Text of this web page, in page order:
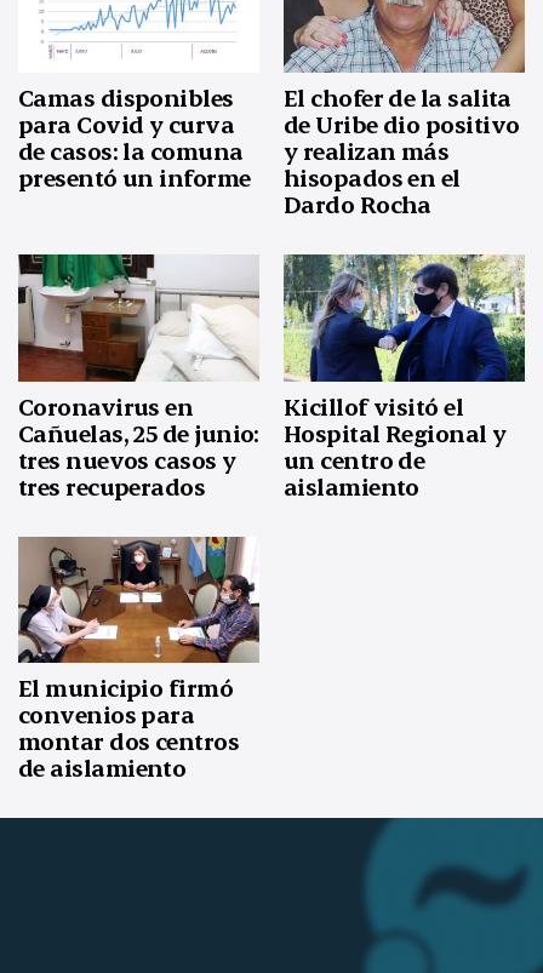
Camas disponibles
para Covid y curva
de casos: la comuna
presentó un informe
El chofer de la salita
de Uribe dio positivo
y realizan más
hisopados en el
Dardo Rocha
Coronavirus en
Cañuelas, 25 de junio:
tres nuevos casos y
tres recuperados
Kicillof visitó el
Hospital Regional y
un centro de
aislamiento
El municipio firmó
convenios para
montar dos centros
de aislamiento